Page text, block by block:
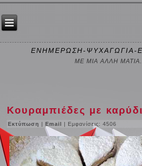
ΕΝΗΜΕΡΩΣΗ-ΨΥΧΑΓΩΓΙΑ-
ΜΕ ΜΙΑ ΑΛΛΗ
Κουραμπιέδες με
Εκτύπωση |Email | Εμφανίσεις: 4506